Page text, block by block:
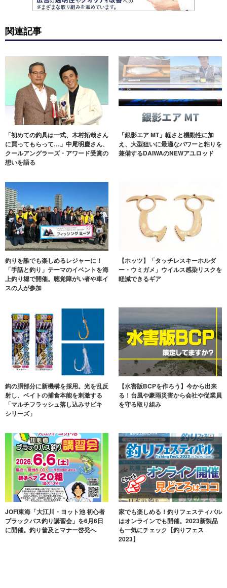
関連記事
「初めての釣具は一式、木村拓哉さん
に買ってもらって…」中尾明慶さん、
クールアングラーズ・アワード受賞の
想いを語る
「銀影エア MT」軽さと機動性に加
え、大型狙いに最適なパワーと粘りを
兼備するDAIWAのNEWアユロッド
釣りを誰でも楽しめるレジャーに！
「手話と釣り」テーマのイベントを海
上釣り堀で開催。聴覚障がい者や車イ
スの人が参加
【ホッツ】「タッチレスキーホルダ
ー・ウミガメ」ウイルス感染リスクを
軽減できるギア
鈎の胴部分に新機構を採用。光を乱反
射し、ベイトの捕食本能を刺激する
「マルチフラッシュ落し込みサビキ
シリーズ」
【水害版BCPを作ろう】今から出来
る！台風や豪雨災害から会社や従業員
を守る取り組み
JOFI東海「大江川・ヨット池 初心者
ブラックバス釣り講習会」を6月6日
に開催。釣り普及とマナー啓発へ
家でも楽しめる！釣りフェスティバル
はオンラインでも開催。2023新製品
も一気にチェック【釣りフェス
2023】